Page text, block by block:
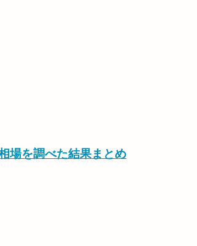
場を調べた結果まとめ